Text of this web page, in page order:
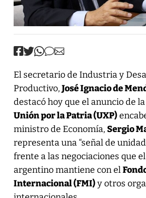
El secretario de Industria y
Productivo,José Ignacio de
destacó hoy que el anuncio de la
Unión por la Patria (UXP)
ministro de Economía,Sergio
representa una “señal de
frente a las negociaciones que
argentino mantiene con el
Internacional (FMI)y otros